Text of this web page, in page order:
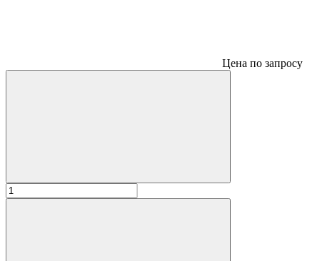
Цена по запросу